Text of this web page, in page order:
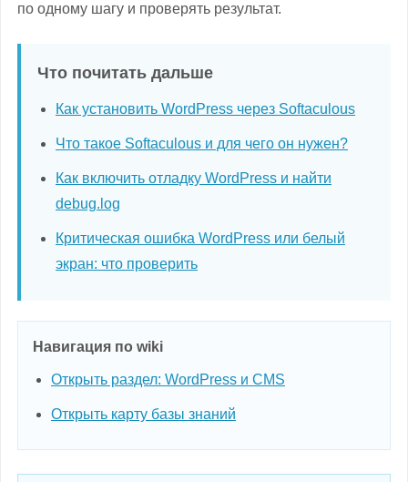
по одному шагу и проверять результат.
Что почитать дальше
Как установить WordPress через Softaculous
Что такое Softaculous и для чего он нужен?
Как включить отладку WordPress и найти
debug.log
Критическая ошибка WordPress или белый
экран: что проверить
Навигация по wiki
Открыть раздел: WordPress и CMS
Открыть карту базы знаний